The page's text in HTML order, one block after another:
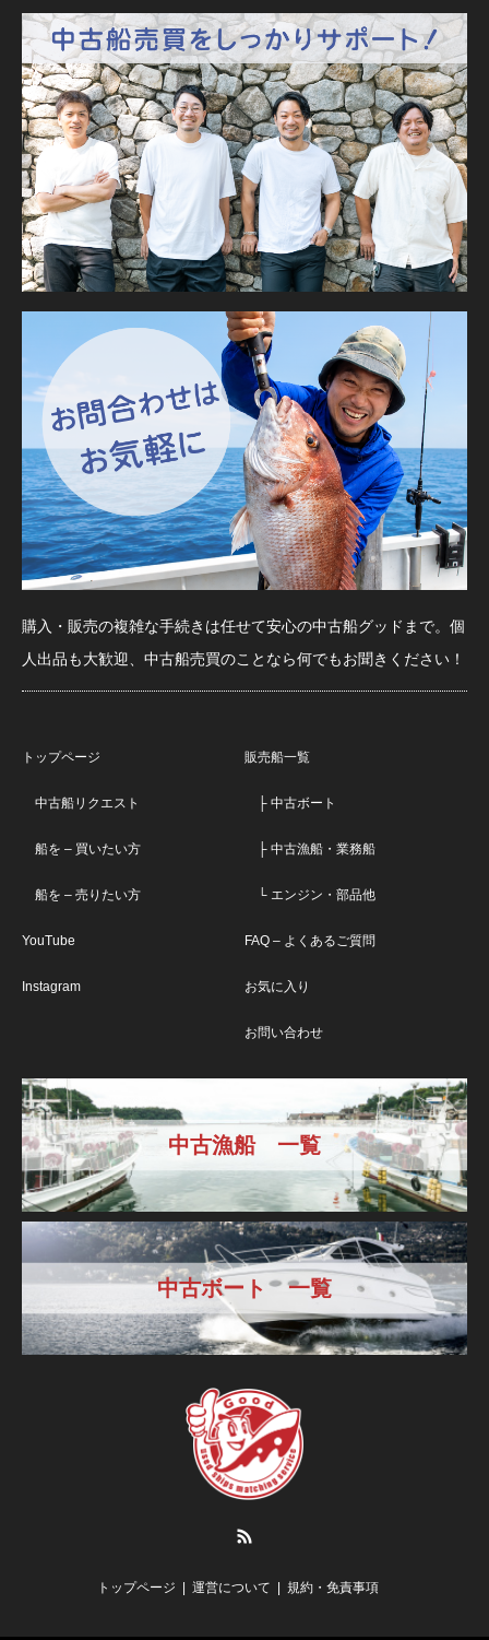
購入・販売の複雑な手続きは任せて安心の中古船グッドまで。個
人出品も大歓迎、中古船売買のことなら何でもお聞きください！
トップページ
中古船リクエスト
船を – 買いたい方
船を – 売りたい方
YouTube
Instagram
販売船一覧
├ 中古ボート
├ 中古漁船・業務船
└ エンジン・部品他
FAQ – よくあるご質問
お気に入り
お問い合わせ
中古漁船 一覧
中古ボート 一覧
トップページ 運営について 規約・免責事項